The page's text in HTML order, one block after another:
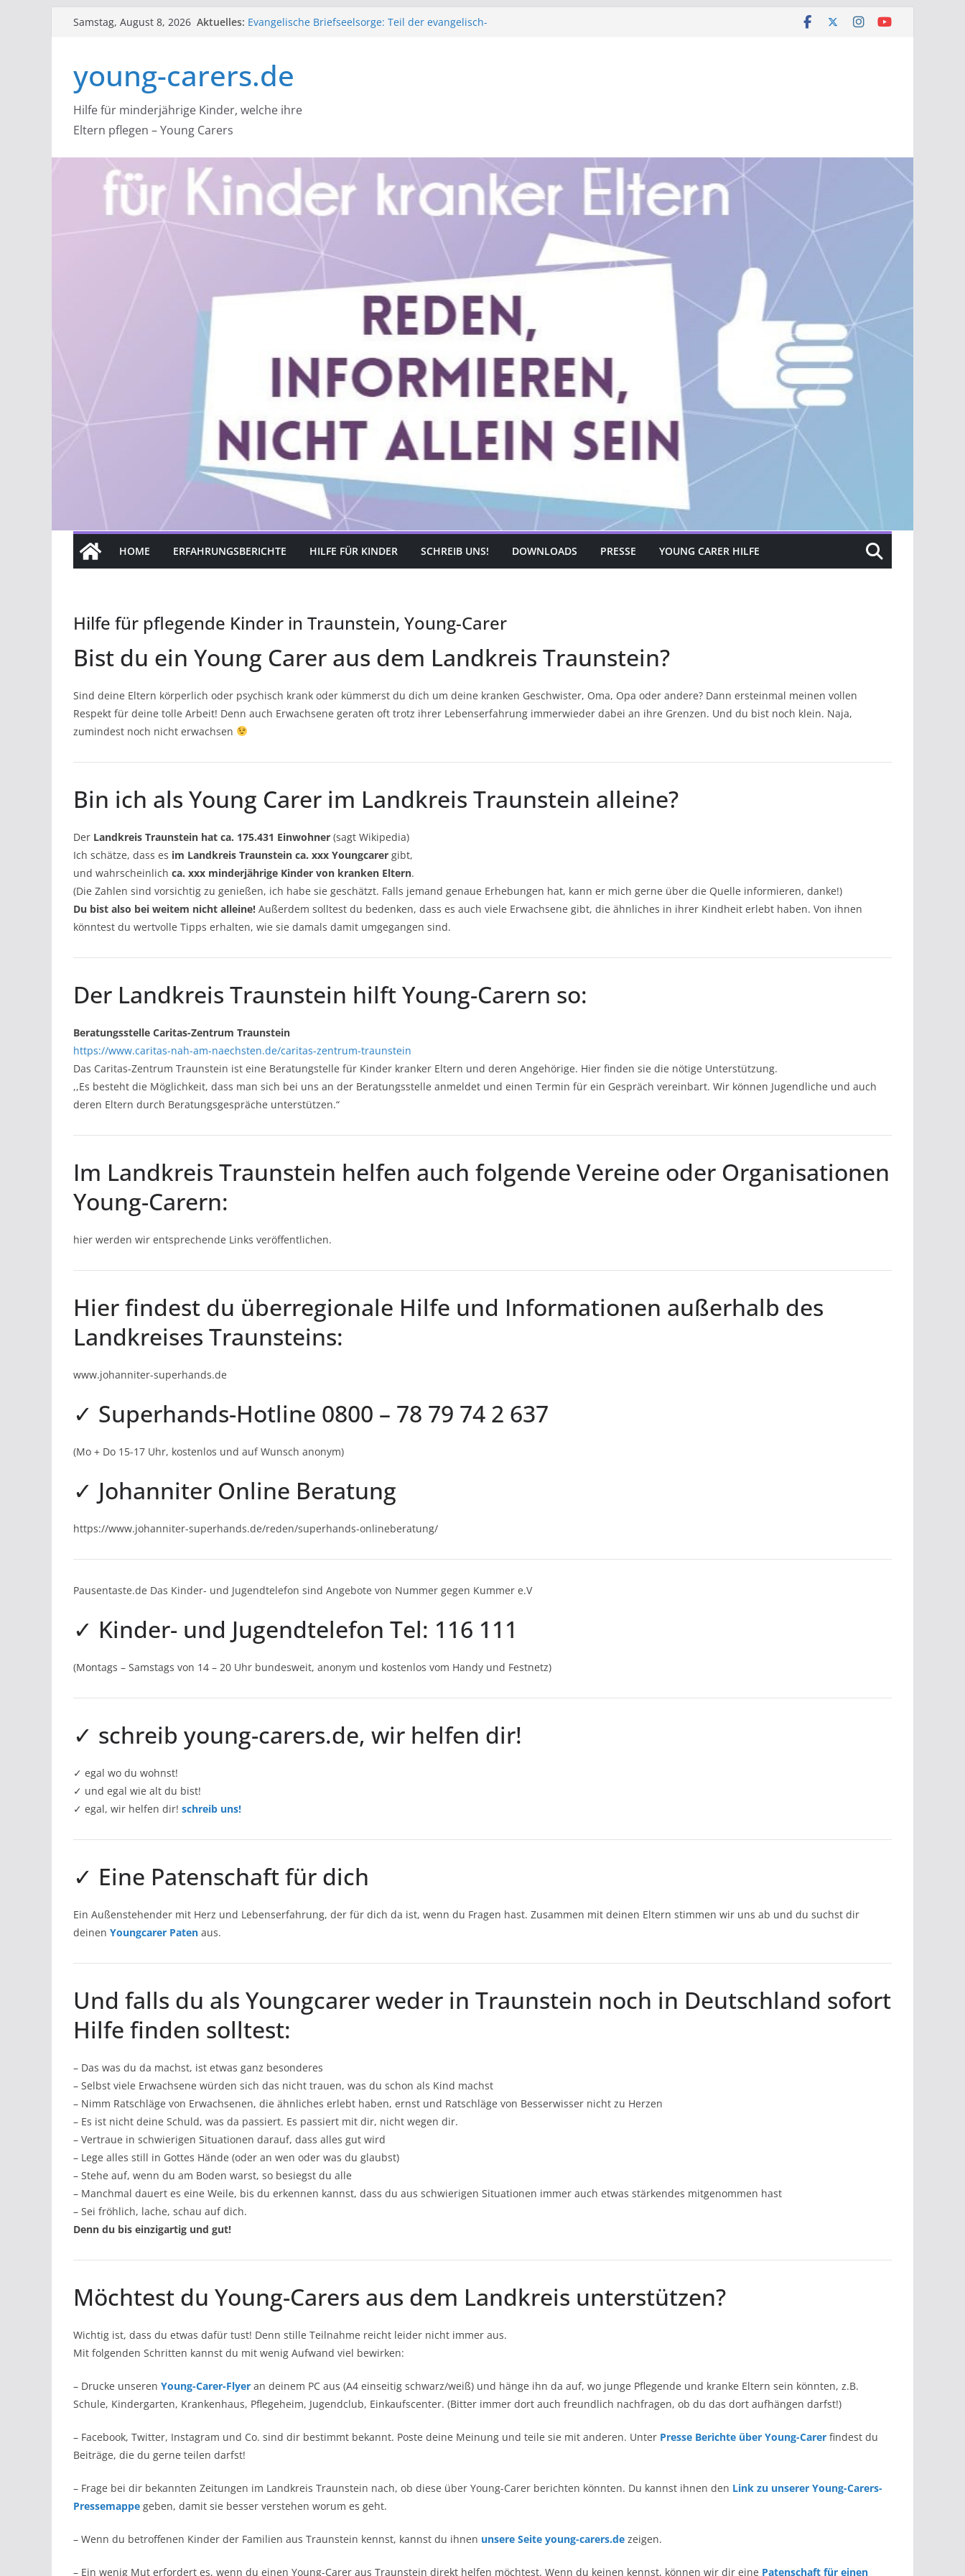
ZumSamstag, August 8, 2026 Aktuelles: Evangelische Briefseelsorge: Teil der evangelisch-
Young Carer Hilfe: Unterstützt Fachkräfte, die Young
Carern helfen
Angehörigen
über einen sicheren, verschlüsselten, anonymen Zugang
mit dem Nacoa-Beratungsteam in Verbindung setzen.
young-carers.de
Hilfe für minderjährige Kinder, welche ihre
Eltern pflegen – Young Carers
HOME ERFAHRUNGSBERICHTE HILFE FÜR KINDER SCHREIB UNS! DOWNLOADS PRESSE YOUNG CARER HILFE
Hilfe für pflegende Kinder in Traunstein, Young-Carer
Bist du ein Young Carer aus dem Landkreis Traunstein?
Sind deine Eltern körperlich oder psychisch krank oder kümmerst du dich um deine kranken Geschwister, Oma, Opa oder andere? Dann ersteinmal meinen vollen
Respekt für deine tolle Arbeit! Denn auch Erwachsene geraten oft trotz ihrer Lebenserfahrung immerwieder dabei an ihre Grenzen. Und du bist noch klein. Naja,
zumindest noch nicht erwachsen
Bin ich als Young Carer im Landkreis Traunstein alleine?
Der Landkreis Traunstein hat ca. 175.431 Einwohner (sagt Wikipedia)
Ich schätze, dass es im Landkreis Traunstein ca. xxx Youngcarer gibt,
und wahrscheinlich ca. xxx minderjährige Kinder von kranken Eltern.
(Die Zahlen sind vorsichtig zu genießen, ich habe sie geschätzt. Falls jemand genaue Erhebungen hat, kann er mich gerne über die Quelle informieren, danke!)
Du bist also bei weitem nicht alleine! Außerdem solltest du bedenken, dass es auch viele Erwachsene gibt, die ähnliches in ihrer Kindheit erlebt haben. Von ihnen
könntest du wertvolle Tipps erhalten, wie sie damals damit umgegangen sind.
Der Landkreis Traunstein hilft Young-Carern so:
Beratungsstelle Caritas-Zentrum Traunstein
https://www.caritas-nah-am-naechsten.de/caritas-zentrum-traunstein
Das Caritas-Zentrum Traunstein ist eine Beratungstelle für Kinder kranker Eltern und deren Angehörige. Hier finden sie die nötige Unterstützung.
,,Es besteht die Möglichkeit, dass man sich bei uns an der Beratungsstelle anmeldet und einen Termin für ein Gespräch vereinbart. Wir können Jugendliche und auch
deren Eltern durch Beratungsgespräche unterstützen.“
Im Landkreis Traunstein helfen auch folgende Vereine oder Organisationen
Young-Carern:
hier werden wir entsprechende Links veröffentlichen.
Hier findest du überregionale Hilfe und Informationen außerhalb des
Landkreises Traunsteins:
www.johanniter-superhands.de
✓ Superhands-Hotline 0800 – 78 79 74 2 637
(Mo + Do 15-17 Uhr, kostenlos und auf Wunsch anonym)
✓ Johanniter Online Beratung
https://www.johanniter-superhands.de/reden/superhands-onlineberatung/
Pausentaste.de Das Kinder- und Jugendtelefon sind Angebote von Nummer gegen Kummer e.V
✓ Kinder- und Jugendtelefon Tel: 116 111
(Montags – Samstags von 14 – 20 Uhr bundesweit, anonym und kostenlos vom Handy und Festnetz)
✓ schreib young-carers.de, wir helfen dir!
✓ egal wo du wohnst!
✓ und egal wie alt du bist!
✓ egal, wir helfen dir! schreib uns!
✓ Eine Patenschaft für dich
Ein Außenstehender mit Herz und Lebenserfahrung, der für dich da ist, wenn du Fragen hast. Zusammen mit deinen Eltern stimmen wir uns ab und du suchst dir
deinen Youngcarer Paten aus.
Und falls du als Youngcarer weder in Traunstein noch in Deutschland sofort
Hilfe finden solltest:
– Das was du da machst, ist etwas ganz besonderes
– Selbst viele Erwachsene würden sich das nicht trauen, was du schon als Kind machst
– Nimm Ratschläge von Erwachsenen, die ähnliches erlebt haben, ernst und Ratschläge von Besserwisser nicht zu Herzen
– Es ist nicht deine Schuld, was da passiert. Es passiert mit dir, nicht wegen dir.
– Vertraue in schwierigen Situationen darauf, dass alles gut wird
– Lege alles still in Gottes Hände (oder an wen oder was du glaubst)
– Stehe auf, wenn du am Boden warst, so besiegst du alle
– Manchmal dauert es eine Weile, bis du erkennen kannst, dass du aus schwierigen Situationen immer auch etwas stärkendes mitgenommen hast
– Sei fröhlich, lache, schau auf dich.
Denn du bis einzigartig und gut!
Möchtest du Young-Carers aus dem Landkreis unterstützen?
Wichtig ist, dass du etwas dafür tust! Denn stille Teilnahme reicht leider nicht immer aus.
Mit folgenden Schritten kannst du mit wenig Aufwand viel bewirken:
– Drucke unseren Young-Carer-Flyer an deinem PC aus (A4 einseitig schwarz/weiß) und hänge ihn da auf, wo junge Pflegende und kranke Eltern sein könnten, z.B.
Schule, Kindergarten, Krankenhaus, Pflegeheim, Jugendclub, Einkaufscenter. (Bitter immer dort auch freundlich nachfragen, ob du das dort aufhängen darfst!)
– Facebook, Twitter, Instagram und Co. sind dir bestimmt bekannt. Poste deine Meinung und teile sie mit anderen. Unter Presse Berichte über Young-Carer findest du
Beiträge, die du gerne teilen darfst!
– Frage bei dir bekannten Zeitungen im Landkreis Traunstein nach, ob diese über Young-Carer berichten könnten. Du kannst ihnen den Link zu unserer Young-Carers-
Pressemappe geben, damit sie besser verstehen worum es geht.
– Wenn du betroffenen Kinder der Familien aus Traunstein kennst, kannst du ihnen unsere Seite young-carers.de zeigen.
– Ein wenig Mut erfordert es, wenn du einen Young-Carer aus Traunstein direkt helfen möchtest. Wenn du keinen kennst, können wir dir eine Patenschaft für einen